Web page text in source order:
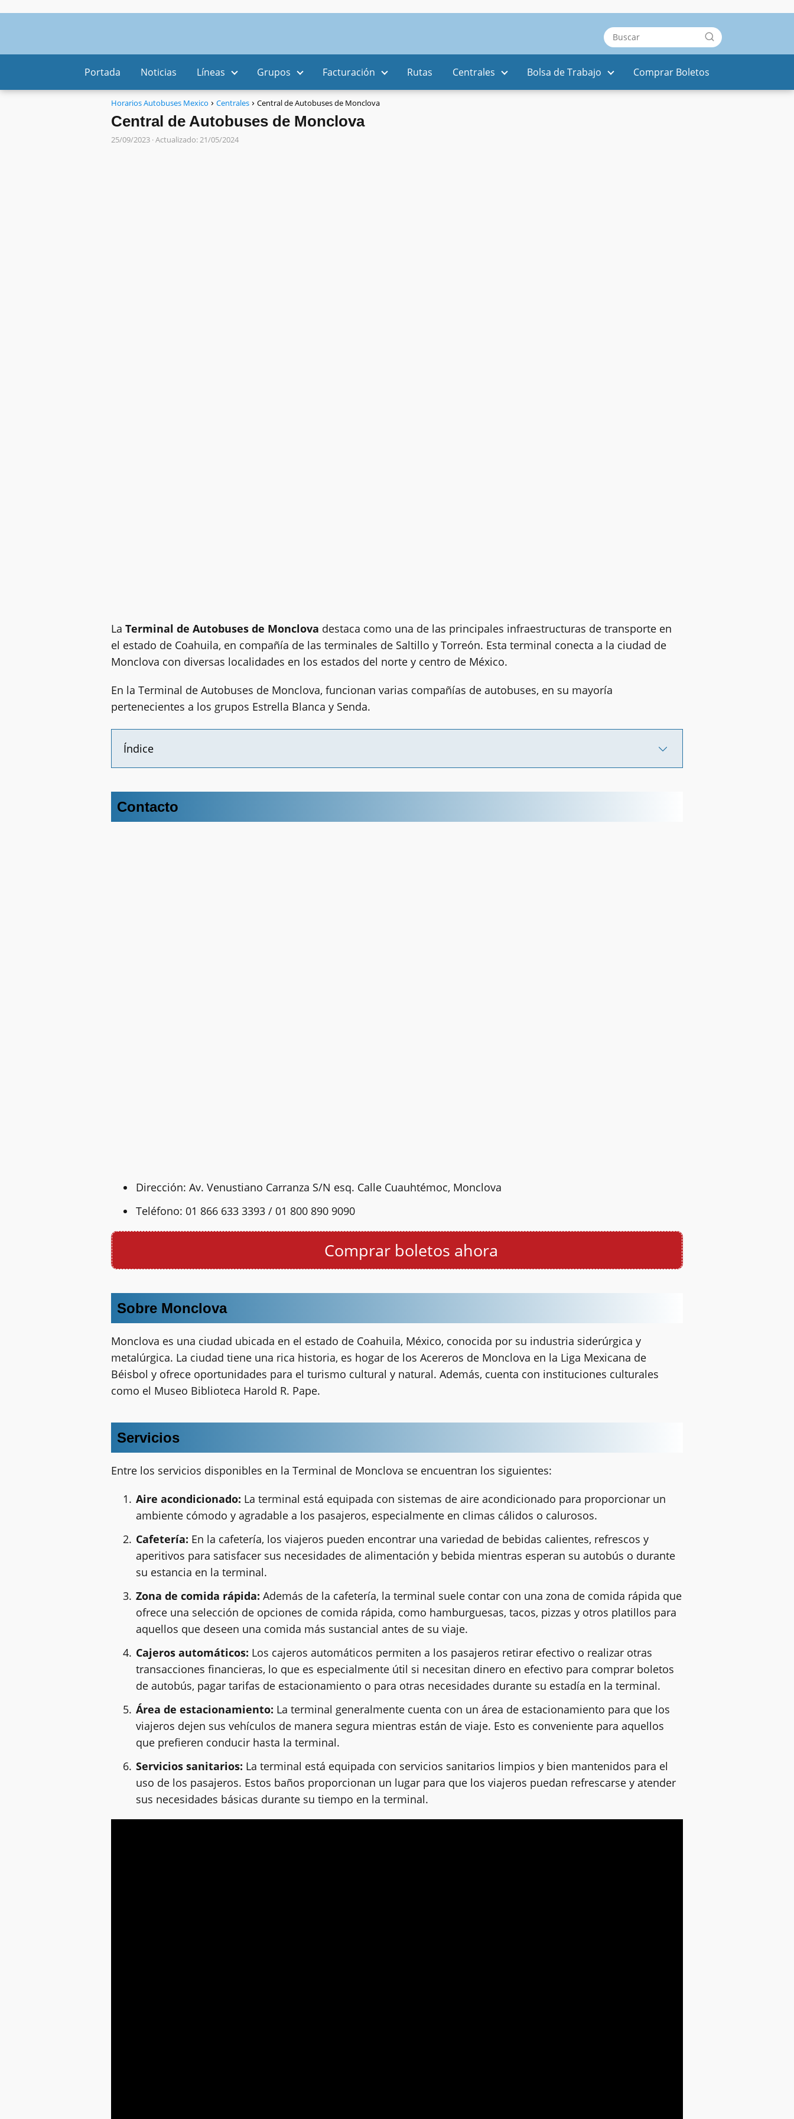
Portada Noticias Líneas Grupos Facturación Rutas Centrales Bolsa de Trabajo Comprar Boletos
Horarios Autobuses Mexico Centrales Central de Autobuses de Monclova
Central de Autobuses de Monclova
25/09/2023 · Actualizado: 21/05/2024
La Terminal de Autobuses de Monclova destaca como una de las principales infraestructuras de transporte en
el estado de Coahuila, en compañía de las terminales de Saltillo y Torreón. Esta terminal conecta a la ciudad de
Monclova con diversas localidades en los estados del norte y centro de México.
En la Terminal de Autobuses de Monclova, funcionan varias compañías de autobuses, en su mayoría
pertenecientes a los grupos Estrella Blanca y Senda.
Índice
Contacto
Dirección: Av. Venustiano Carranza S/N esq. Calle Cuauhtémoc, Monclova
Teléfono: 01 866 633 3393 / 01 800 890 9090
Comprar boletos ahora
Sobre Monclova
Monclova es una ciudad ubicada en el estado de Coahuila, México, conocida por su industria siderúrgica y
metalúrgica. La ciudad tiene una rica historia, es hogar de los Acereros de Monclova en la Liga Mexicana de
Béisbol y ofrece oportunidades para el turismo cultural y natural. Además, cuenta con instituciones culturales
como el Museo Biblioteca Harold R. Pape.
Servicios
Entre los servicios disponibles en la Terminal de Monclova se encuentran los siguientes:
Aire acondicionado: La terminal está equipada con sistemas de aire acondicionado para proporcionar un
ambiente cómodo y agradable a los pasajeros, especialmente en climas cálidos o calurosos.
Cafetería: En la cafetería, los viajeros pueden encontrar una variedad de bebidas calientes, refrescos y
aperitivos para satisfacer sus necesidades de alimentación y bebida mientras esperan su autobús o durante
su estancia en la terminal.
Zona de comida rápida: Además de la cafetería, la terminal suele contar con una zona de comida rápida que
ofrece una selección de opciones de comida rápida, como hamburguesas, tacos, pizzas y otros platillos para
aquellos que deseen una comida más sustancial antes de su viaje.
Cajeros automáticos: Los cajeros automáticos permiten a los pasajeros retirar efectivo o realizar otras
transacciones financieras, lo que es especialmente útil si necesitan dinero en efectivo para comprar boletos
de autobús, pagar tarifas de estacionamiento o para otras necesidades durante su estadía en la terminal.
Área de estacionamiento: La terminal generalmente cuenta con un área de estacionamiento para que los
viajeros dejen sus vehículos de manera segura mientras están de viaje. Esto es conveniente para aquellos
que prefieren conducir hasta la terminal.
Servicios sanitarios: La terminal está equipada con servicios sanitarios limpios y bien mantenidos para el
uso de los pasajeros. Estos baños proporcionan un lugar para que los viajeros puedan refrescarse y atender
sus necesidades básicas durante su tiempo en la terminal.